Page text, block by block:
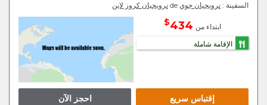
السفينة : نرويجيان جوي نرويجيان كروز لاين
ابتداء من 434
$
الإقامة شاملة
احجز الآن إقتباس سريع